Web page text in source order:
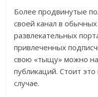
Более продвинутые
своей канал в
развлекательных
привлеченных
свою «тыщу» можно
публикаций. Стоит
случае.